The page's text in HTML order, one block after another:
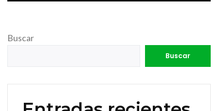
Buscar
Buscar